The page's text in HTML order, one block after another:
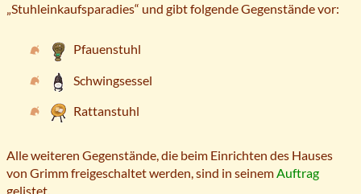
„Stuhleinkaufsparadies“ und gibt folgende Gegenstände vor:
Pfauenstuhl
Schwingsessel
Rattanstuhl
Alle weiteren Gegenstände, die beim Einrichten des Hauses
von Grimm freigeschaltet werden, sind in seinemAuftrag
gelistet.